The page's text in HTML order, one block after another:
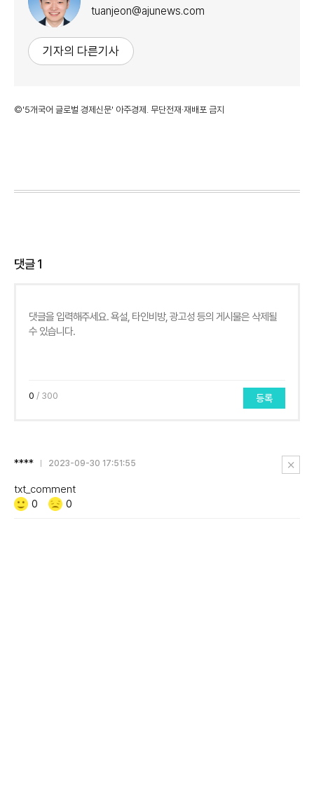
tuanjeon@ajunews.com
기자의 다른기사
©'5개국어 글로벌 경제신문' 아주경제. 무단전재·재배포 금지
댓글1
0 / 300 등록
**** 2023-09-30 17:51:55
삭
txt_comment
Like/Dislike
공
0
비
0